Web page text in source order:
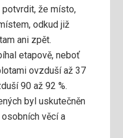
že místo,
odkud již
ani zpět.
etapově, neboť
ovzduší až 37
90 až 92 %.
byl uskutečněn
věcí a